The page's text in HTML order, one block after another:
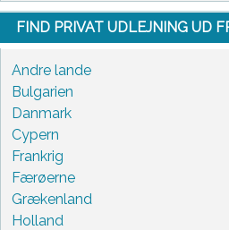
FIND PRIVAT UDLEJNING UD
Andre lande
Bulgarien
Danmark
Cypern
Frankrig
Færøerne
Grækenland
Holland